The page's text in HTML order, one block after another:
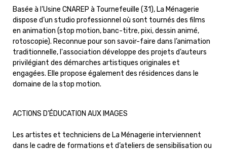
Basée à l’Usine CNAREP à Tournefeuille (31), La Ménagerie
dispose d’un studio professionnel où sont tournés des films
en animation (stop motion, banc-titre, pixi, dessin animé,
rotoscopie). Reconnue pour son savoir-faire dans l’animation
traditionnelle, l'association développe des projets d’auteurs
privilégiant des démarches artistiques originales et
engagées. Elle propose également des résidences dans le
domaine de la stop motion.
ACTIONS D’ÉDUCATION AUX IMAGES
Les artistes et techniciens de La Ménagerie interviennent
dans le cadre de formations et d’ateliers de sensibilisation ou